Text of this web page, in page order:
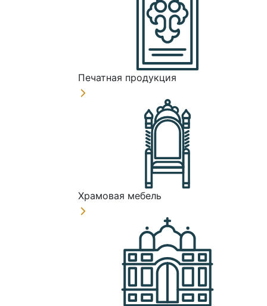
Печатная продукция
Храмовая мебель